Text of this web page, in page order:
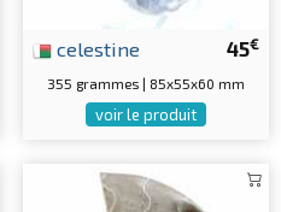
45€
celestine
355 grammes | 85x55x60 mm
voir le produit